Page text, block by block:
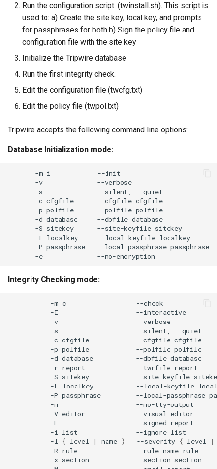
Run the configuration script: (twinstall.sh). This script is
used to: a) Create the site key, local key, and prompts
for passphrases for both b) Sign the policy file and
configuration file with the site key
Initialize the Tripwire database
Run the first integrity check.
Edit the configuration file (twcfg.txt)
Edit the policy file (twpol.txt)
Tripwire accepts the following command line options:
Database Initialization mode:
-m i
-v
-s
--silent,
-c cfgfile --cfgfile
-p polfile --polfile
-d database --dbfile
-S sitekey --site-keyfile
-L
localkey --local-keyfile
-P passphrase --local-passphrase
-e
Integrity Checking mode:
-m c
-I
-v
-s
--silent,
-c cfgfile --cfgfile
-p polfile --polfile
-d database --dbfile
-r report --twrfile
-S sitekey
--site-keyfile
-L
localkey
--local-keyfile
-P passphrase
--local-passphrase
-n
-V editor --visual
-E
-i
list --ignore
-l
{ level | name } --severity { level
|
-R rule --rule-name
-x section --section